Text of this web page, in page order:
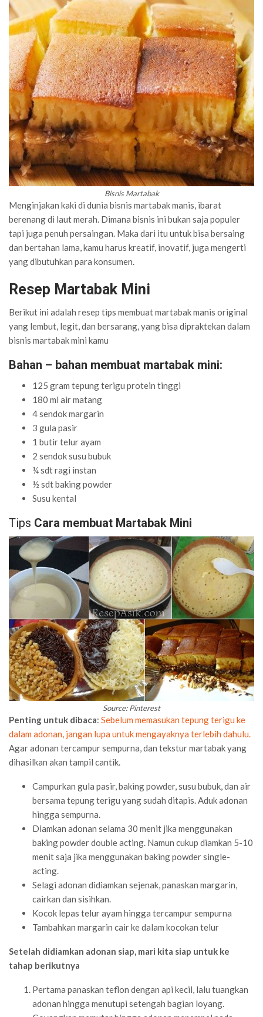
Bisnis Martabak
Menginjakan kaki di dunia bisnis martabak manis, ibarat
berenang di laut merah. Dimana bisnis ini bukan saja populer
tapi juga penuh persaingan. Maka dari itu untuk bisa bersaing
dan bertahan lama, kamu harus kreatif, inovatif, juga mengerti
yang dibutuhkan para konsumen.
Resep Martabak Mini
Berikut ini adalah resep tips membuat martabak manis original
yang lembut, legit, dan bersarang, yang bisa dipraktekan dalam
bisnis martabak mini kamu
Bahan – bahan membuat martabak mini:
125 gram tepung terigu protein tinggi
180 ml air matang
4 sendok margarin
3 gula pasir
1 butir telur ayam
2 sendok susu bubuk
¼ sdt ragi instan
½ sdt baking powder
Susu kental
Tips Cara membuat Martabak Mini
Source: Pinterest
Penting untuk dibaca: Sebelum memasukan tepung terigu ke
dalam adonan, jangan lupa untuk mengayaknya terlebih dahulu.
Agar adonan tercampur sempurna, dan tekstur martabak yang
dihasilkan akan tampil cantik.
Campurkan gula pasir, baking powder, susu bubuk, dan air
bersama tepung terigu yang sudah ditapis. Aduk adonan
hingga sempurna.
Diamkan adonan selama 30 menit jika menggunakan
baking powder double acting. Namun cukup diamkan 5-10
menit saja jika menggunakan baking powder single-
acting.
Selagi adonan didiamkan sejenak, panaskan margarin,
cairkan dan sisihkan.
Kocok lepas telur ayam hingga tercampur sempurna
Tambahkan margarin cair ke dalam kocokan telur
Setelah didiamkan adonan siap, mari kita siap untuk ke
tahap berikutnya
Pertama panaskan teflon dengan api kecil, lalu tuangkan
adonan hingga menutupi setengah bagian loyang.